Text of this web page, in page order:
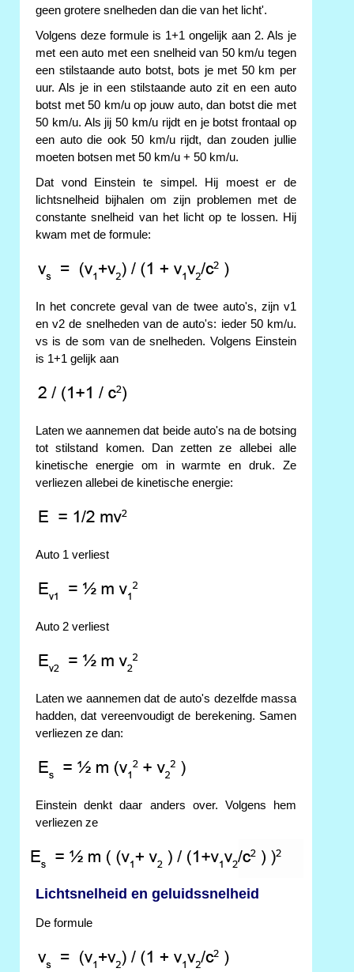
geen grotere snelheden dan die van het licht'.
Volgens deze formule is 1+1 ongelijk aan 2. Als je
met een auto met een snelheid van 50 km/u tegen
een stilstaande auto botst, bots je met 50 km per
uur. Als je in een stilstaande auto zit en een auto
botst met 50 km/u op jouw auto, dan botst die met
50 km/u. Als jij 50 km/u rijdt en je botst frontaal op
een auto die ook 50 km/u rijdt, dan zouden jullie
moeten botsen met 50 km/u + 50 km/u.
Dat vond Einstein te simpel. Hij moest er de
lichtsnelheid bijhalen om zijn problemen met de
constante snelheid van het licht op te lossen. Hij
kwam met de formule:
In het concrete geval van de twee auto's, zijn v1
en v2 de snelheden van de auto's: ieder 50 km/u.
vs is de som van de snelheden. Volgens Einstein
is 1+1 gelijk aan
Laten we aannemen dat beide auto's na de botsing
tot stilstand komen. Dan zetten ze allebei alle
kinetische energie om in warmte en druk. Ze
verliezen allebei de kinetische energie:
Auto 1 verliest
Auto 2 verliest
Laten we aannemen dat de auto's dezelfde massa
hadden, dat vereenvoudigt de berekening. Samen
verliezen ze dan:
Einstein denkt daar anders over. Volgens hem
verliezen ze
Lichtsnelheid en geluidssnelheid
De formule